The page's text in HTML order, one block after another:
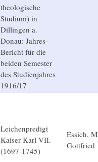
theologische
Studium) in
Dillingen a.
Donau: Jahres-
Bericht für die
beiden Semester
des Studienjahres
1916/17
Leichenpredigt
Kaiser Karl VII.
(1697-1745)
Essich,
Gottfried